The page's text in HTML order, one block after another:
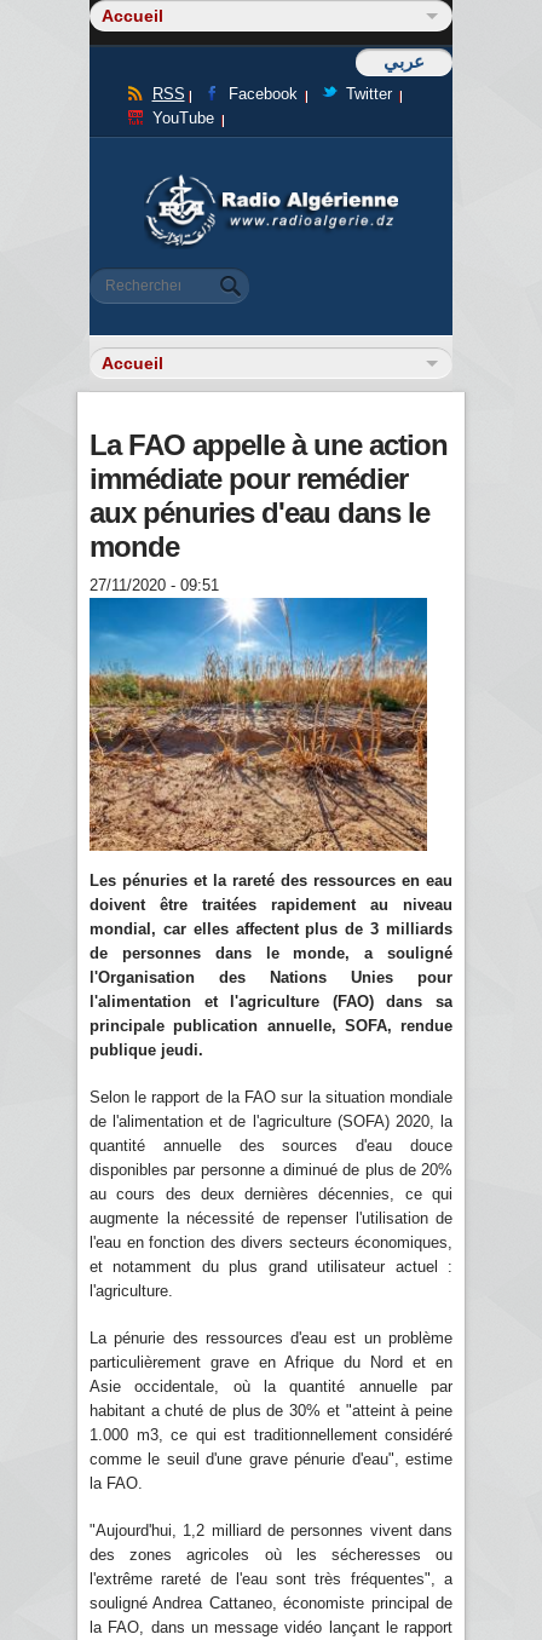
عربي
RSS Facebook
Twitter
YouTube
Formulaire de recherche
Rechercher
La FAO appelle à une action
immédiate pour remédier
aux pénuries d'eau dans le
monde
27/11/2020 - 09:51
Les pénuries et la rareté des ressources en eau
doivent être traitées rapidement au niveau
mondial, car elles affectent plus de 3 milliards
de personnes dans le monde, a souligné
l'Organisation des Nations Unies pour
l'alimentation et l'agriculture (FAO) dans sa
principale publication annuelle, SOFA, rendue
publique jeudi.
Selon le rapport de la FAO sur la situation mondiale
de l'alimentation et de l'agriculture (SOFA) 2020, la
quantité annuelle des sources d'eau douce
disponibles par personne a diminué de plus de 20%
au cours des deux dernières décennies, ce qui
augmente la nécessité de repenser l'utilisation de
l'eau en fonction des divers secteurs économiques,
et notamment du plus grand utilisateur actuel :
l'agriculture.
La pénurie des ressources d'eau est un problème
particulièrement grave en Afrique du Nord et en
Asie occidentale, où la quantité annuelle par
habitant a chuté de plus de 30% et "atteint à peine
1.000 m3, ce qui est traditionnellement considéré
comme le seuil d'une grave pénurie d'eau", estime
la FAO.
"Aujourd'hui, 1,2 milliard de personnes vivent dans
des zones agricoles où les sécheresses ou
l'extrême rareté de l'eau sont très fréquentes", a
souligné Andrea Cattaneo, économiste principal de
la FAO, dans un message vidéo lançant le rapport